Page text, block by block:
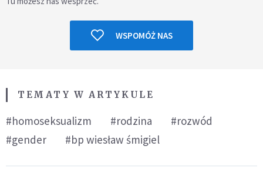
WSPOMÓŻ NAS
TEMATY W ARTYKULE
#homoseksualizm #rodzina
#rozwód
#gender
#bp wiesław śmigiel